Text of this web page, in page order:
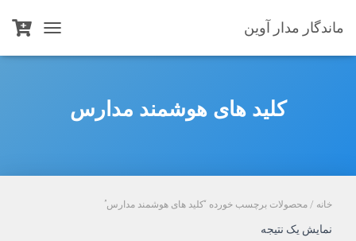
ماندگار مدار آوین
TOGGLE
NAVIGATION
کلید های هوشمند مدارس
خانه / محصولات برچسب خورده “کلید های هوشمند مدارس”
نمایش یک نتیجه